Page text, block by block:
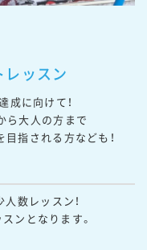
レッスン
成に向けて！
ら大人の方まで
目指される方なども！
数レッスン！
ンとなります。